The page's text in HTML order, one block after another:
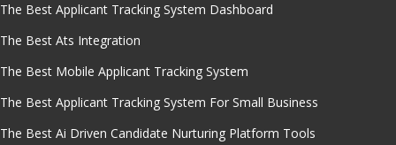
The Best Applicant Tracking System Dashboard
The Best Ats Integration
The Best Mobile Applicant Tracking System
The Best Applicant Tracking System For Small Business
The Best Ai Driven Candidate Nurturing Platform Tools